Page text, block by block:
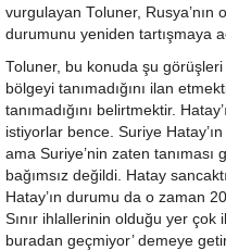
vurgulayan Toluner, Rusya’nın
durumunu yeniden tartışmaya
Toluner, bu konuda şu görüşleri
bölgeyi tanımadığını ilan
tanımadığını belirtmektir.
istiyorlar bence. Suriye Hatay’ın
ama Suriye’nin zaten
bağımsız değildi. Hatay
Hatay’ın durumu da o zaman
Sınır ihlallerinin olduğu yer çok
buradan geçmiyor’ demeye